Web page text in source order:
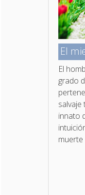
El
El
grado
salvaje
innato
muerte